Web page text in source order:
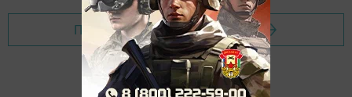
Перейти на страницу новости